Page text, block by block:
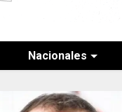
Nacionales